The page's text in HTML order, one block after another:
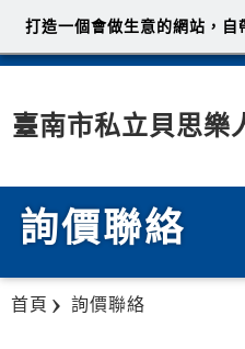
臺南市私立貝思樂
詢價聯絡
首頁 詢價聯絡
打造一個會做生意的網站，自